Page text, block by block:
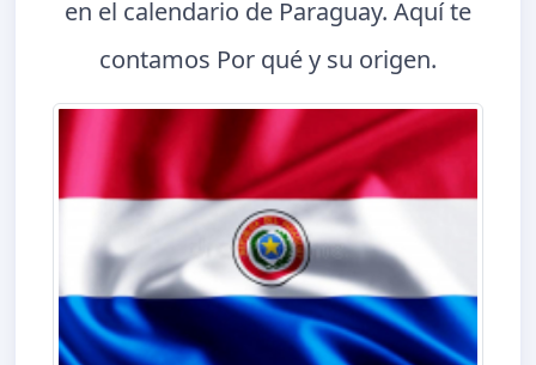
en el calendario de Paraguay. Aquí te
contamos Por qué y su origen.